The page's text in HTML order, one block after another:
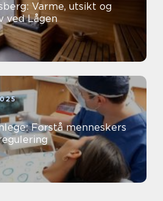
Varme, utsikt og
ved Lågen
Forstå menneskers